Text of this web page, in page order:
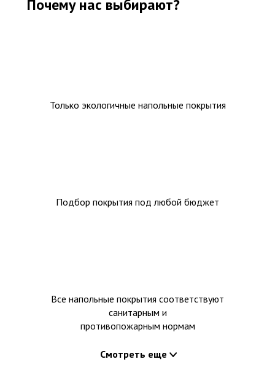
Почему нас выбирают?
Только экологичные напольные покрытия
Подбор покрытия под любой бюджет
Все напольные покрытия соответствуют
санитарным и
противопожарным нормам
Смотреть еще